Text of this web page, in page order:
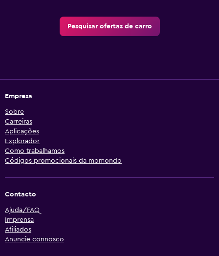
Pesquisar ofertas de carro
Empresa
Sobre
Carreiras
Aplicações
Explorador
Como trabalhamos
Códigos promocionais da momondo
Contacto
Ajuda/FAQ
Imprensa
Afiliados
Anuncie connosco